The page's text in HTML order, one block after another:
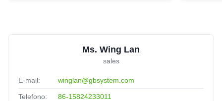
Ms. Wing Lan
sales
E-mail: winglan@gbsystem.com
Telefono: 86-15824233011